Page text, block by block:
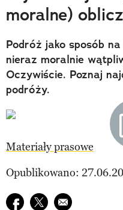
moralne)
Podróż jako sposób
nieraz moralnie
Oczywiście. Poznaj
podróży.
Materiały prasowe
Opublikowano:
Udostępnij na facebook
Udostępnij na twitter
E-mail do